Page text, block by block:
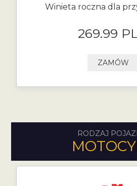
Winieta roczna dla
269.99
ZAMÓW
RODZAJ